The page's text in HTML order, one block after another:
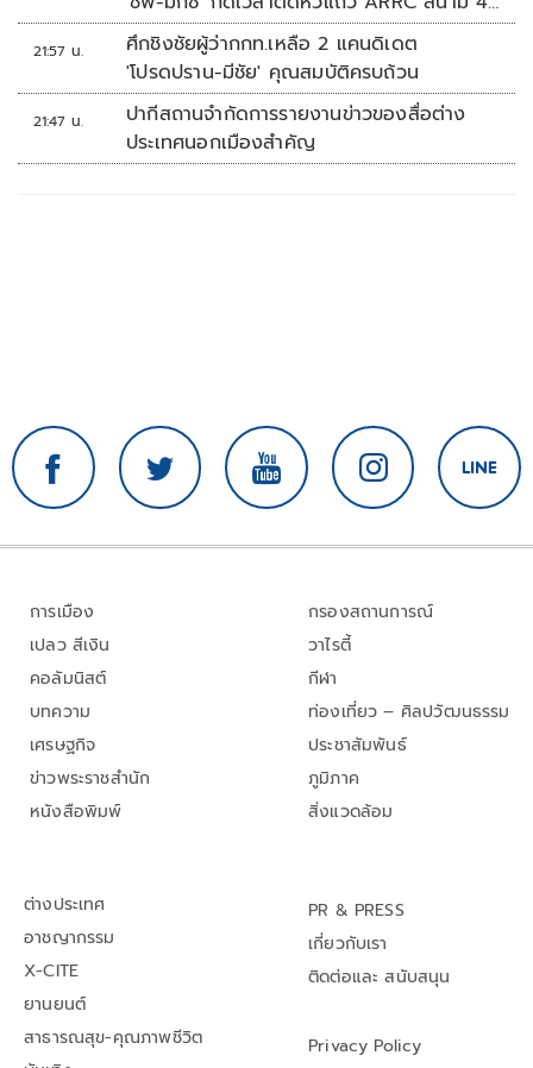
ที่มัลดาลิกา
21:57 น.
ศึกชิงชัยผู้ว่ากกท.เหลือ 2 แคนดิเดต
'โปรดปราน-มีชัย' คุณสมบัติครบถ้วน
21:47 น.
ปากีสถานจำกัดการรายงานข่าวของสื่อต่าง
ประเทศนอกเมืองสำคัญ
การเมือง
เปลว สีเงิน
คอลัมนิสต์
บทความ
เศรษฐกิจ
ข่าวพระราชสำนัก
หนังสือพิมพ์
กรองสถานการณ์
วาไรตี้
กีฬา
ท่องเที่ยว – ศิลปวัฒนธรรม
ประชาสัมพันธ์
ภูมิภาค
สิ่งแวดล้อม
ต่างประเทศ
อาชญากรรม
X-CITE
ยานยนต์
สาธารณสุข-คุณภาพชีวิต
PR & PRESS
เกี่ยวกับเรา
ติดต่อและ สนับสนุน
Privacy Policy